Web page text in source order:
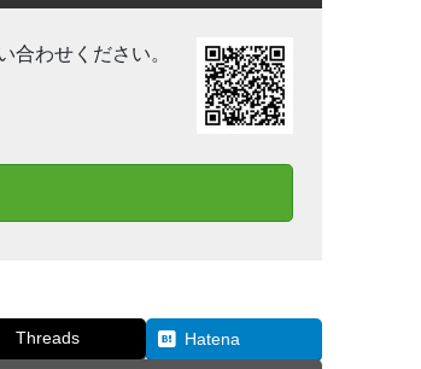
合わせください。
Threads Hatena